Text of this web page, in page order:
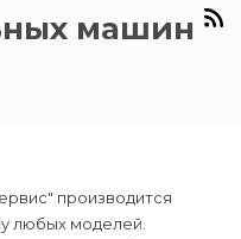
машин
производится
любых моделей.